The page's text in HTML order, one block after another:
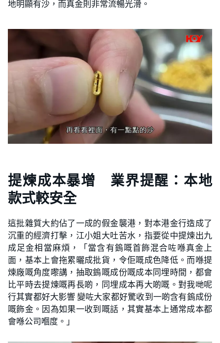
地明顯有沙，而真金則非常流暢光滑。
提煉成本暴增 業界提醒：本地
款式較安全
這批雜質大約佔了一成的假金襲港，對本港金行造成了
沉重的經濟打擊，江小姐大吐苦水，指要從中提煉出九
成足金相當麻煩，「當含有鎢嘅首飾混合咗喺真金上
面，基本上會拖累曬成批貨，令佢嘅成色降低。而喺提
煉廠嘅角度嚟講，抽取鎢嘅成份嘅成本同埋時間，都會
比平時去提煉嘅再長啲，同埋成本再大啲嘅。對我哋呢
行其實都好大影響 變咗大家都好驚收到一啲含有鎢成份
嘅飾金。因為如果一收到嘅話，其實基本上通常成本都
會喺公司嗰度。」